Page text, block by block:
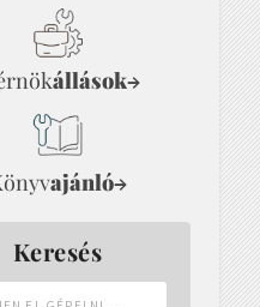
állások→
ajánló→
Keresés